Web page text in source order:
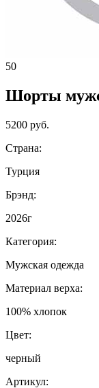
50
Шорты
5200 руб.
Страна:
Турция
Брэнд:
2026г
Категория:
Мужская одежда
Материал верха:
100% хлопок
Цвет:
черный
Артикул: